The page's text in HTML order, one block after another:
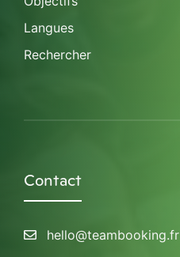
Langues
Rechercher
Contact
hello@teambooking.fr